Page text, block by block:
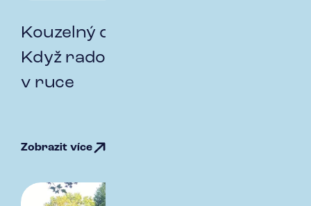
Kouzelný den s Krakonošem:
Když radost a pomoc jdou ruku
v ruce
Zobrazit více